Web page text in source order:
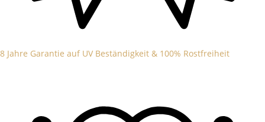
8 Jahre Garantie auf UV Beständigkeit & 100% Rostfreiheit